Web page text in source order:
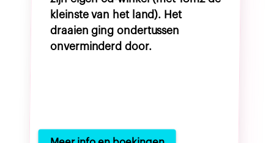
kleinste van het land). Het
draaien ging ondertussen
onverminderd door.